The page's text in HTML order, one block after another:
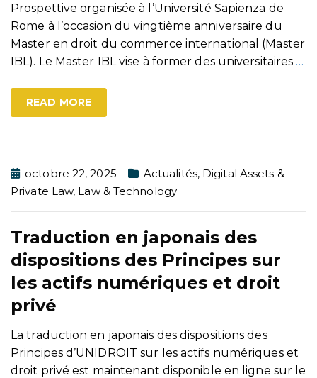
Prospettive organisée à l’Université Sapienza de
Rome à l’occasion du vingtième anniversaire du
Master en droit du commerce international (Master
IBL). Le Master IBL vise à former des universitaires …
READ MORE
octobre 22, 2025 Actualités, Digital Assets &
Private Law, Law & Technology
Traduction en japonais des
dispositions des Principes sur
les actifs numériques et droit
privé
La traduction en japonais des dispositions des
Principes d’UNIDROIT sur les actifs numériques et
droit privé est maintenant disponible en ligne sur le